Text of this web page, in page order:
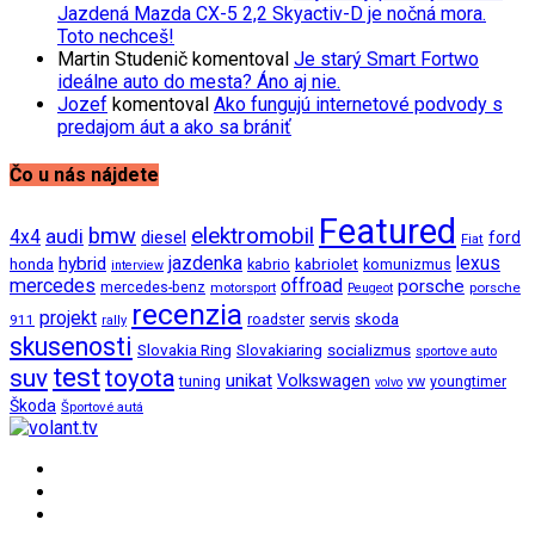
Jazdená Mazda CX-5 2,2 Skyactiv-D je nočná mora.
Toto nechceš!
Martin Studenič komentoval Je starý Smart Fortwo
ideálne auto do mesta? Áno aj nie.
Jozef komentoval Ako fungujú internetové podvody s
predajom áut a ako sa brániť
Čo u nás nájdete
4x4 audi bmw diesel elektromobil Featured Fiat ford
honda hybrid interview jazdenka kabrio kabriolet komunizmus lexus
mercedes mercedes-benz motorsport offroad Peugeot porsche porsche
911 projekt rally recenzia roadster servis skoda
skusenosti Slovakia Ring Slovakiaring socializmus sportove auto
suv testtoyota tuning unikat Volkswagen volvo vw youngtimer
Škoda Športové autá